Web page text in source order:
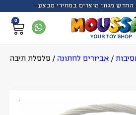
מגוון מוצרים במחירי מבצע
0
/ אביזרים לחתונה/ סלסלת תיבה